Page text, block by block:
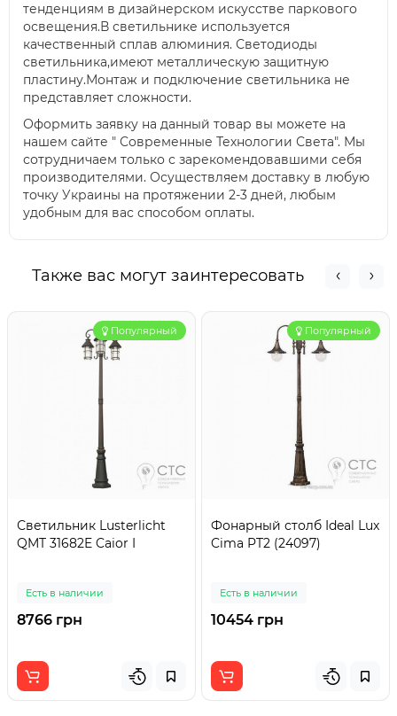
тенденциям в дизайнерском искусстве паркового
освещения.В светильнике используется
качественный сплав алюминия. Светодиоды
светильника,имеют металлическую защитную
пластину.Монтаж и подключение светильника не
представляет сложности.
Оформить заявку на данный товар вы можете на
нашем сайте " Современные Технологии Света". Мы
сотрудничаем только с зарекомендовавшими себя
производителями. Осуществляем доставку в любую
точку Украины на протяжении 2-3 дней, любым
удобным для вас способом оплаты.
Также вас могут заинтересовать
Популярный
Светильник Lusterlicht
QMT 31682E Caior I
Есть в наличии
8766 грн
Популярный
Фонарный столб Ideal Lux
Cima PT2 (24097)
Есть в наличии
10454 грн